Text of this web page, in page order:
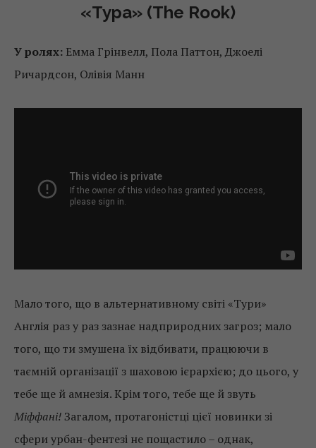
«Тура» (The Rook)
У ролях: Емма Грінвелл, Пола Паттон, Джоелі
Ричардсон, Олівія Манн
Мало того, що в альтернативному світі «Тури»
Англія раз у раз зазнає надприродних загроз; мало
того, що ти змушена їх відбивати, працюючи в
таємній організації з шаховою ієрархією; до цього, у
тебе ще й амнезія. Крім того, тебе ще й звуть
Міффані!Загалом, протагоністці цієї новинки зі
сфери урбан-фентезі не пощастило – однак,